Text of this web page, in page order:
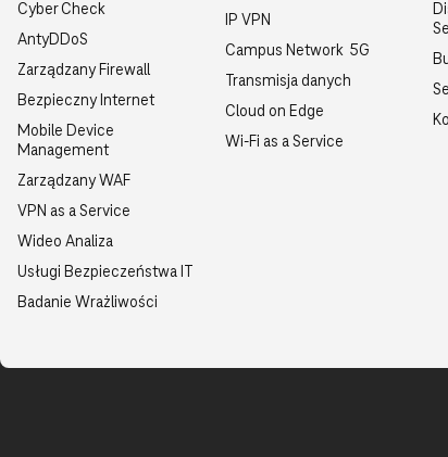
Cyber Check
AntyDDoS
Zarządzany Firewall
Bezpieczny Internet
Mobile Device
Management
Zarządzany WAF
VPN as a Service
Wideo Analiza
Usługi Bezpieczeństwa IT
Badanie Wrażliwości
IP VPN
Campus Network 5G
Transmisja danych
Cloud on Edge
Wi-Fi as a Service